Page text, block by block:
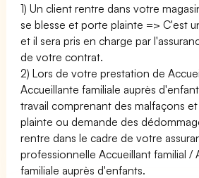
1) Un client rentre dans votre
se blesse et porte plainte => C'est
et il sera pris en charge par
de votre contrat.
2) Lors de votre prestation de
Accueillante familiale auprès
travail comprenant des malfaçons
plainte ou demande des
rentre dans le cadre de votre
professionnelle Accueillant familial /
familiale auprès d'enfants.